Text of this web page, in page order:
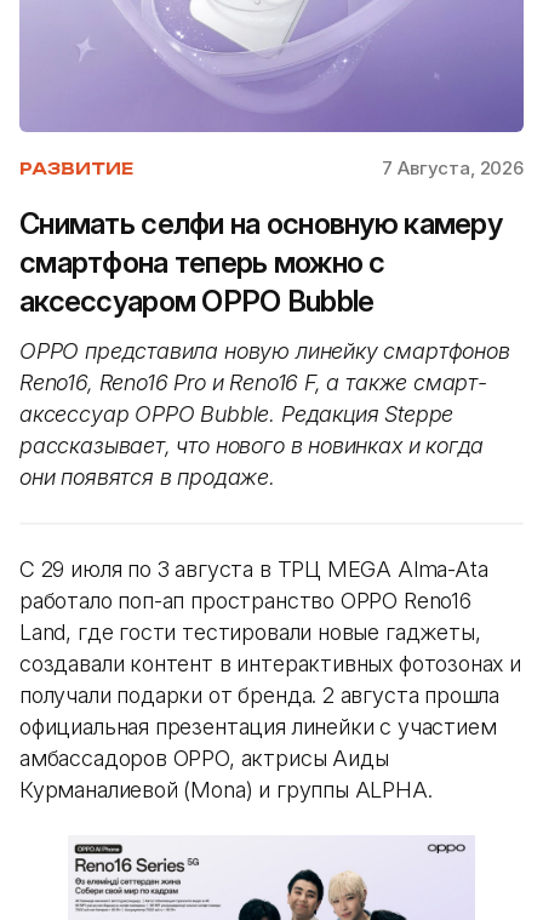
РАЗВИТИЕ 7 Августа, 2026
Снимать селфи на основную камеру
смартфона теперь можно с
аксессуаром OPPO Bubble
OPPO представила новую линейку смартфонов
Reno16, Reno16 Pro и Reno16 F, а также смарт-
аксессуар OPPO Bubble. Редакция Steppe
рассказывает, что нового в новинках и когда
они появятся в продаже.
С 29 июля по 3 августа в ТРЦ MEGA Alma-Ata
работало поп-ап пространство OPPO Reno16
Land, где гости тестировали новые гаджеты,
создавали контент в интерактивных фотозонах и
получали подарки от бренда. 2 августа прошла
официальная презентация линейки с участием
амбассадоров OPPO, актрисы Аиды
Курманалиевой (Mona) и группы ALPHA.